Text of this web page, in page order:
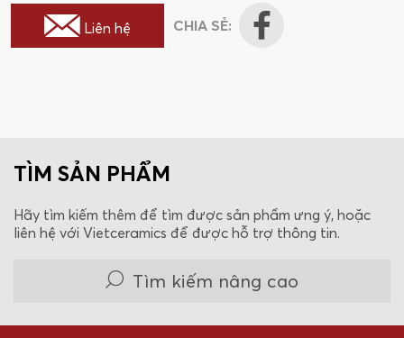
Liên hệ CHIA SẺ:
TÌM SẢN PHẨM
Hãy tìm kiếm thêm để tìm được sản phẩm ưng ý, hoặc
liên hệ với Vietceramics để được hỗ trợ thông tin.
Tìm kiếm nâng cao